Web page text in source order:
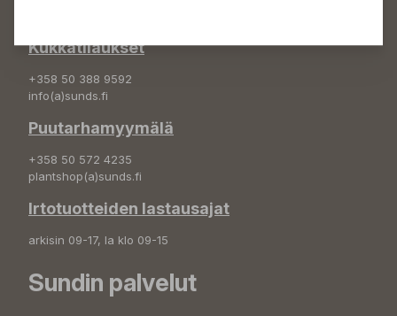
Kukkatilaukset
+358 50 388 9592
info(a)sunds.fi
Puutarhamyymälä
+358 50 572 4235
plantshop(a)sunds.fi
Irtotuotteiden lastausajat
arkisin 09-17, la klo 09-15
Sundin palvelut